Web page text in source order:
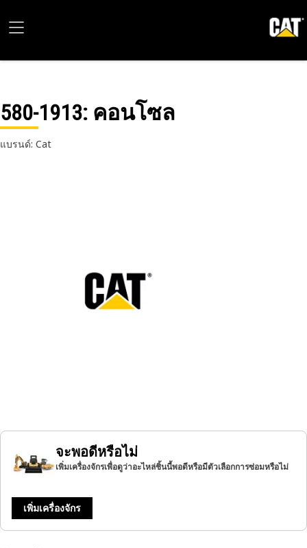
580-1913: คอนโซล
แบรนด์: Cat
จะพอดีหรือไม่
เพิ่มเครื่องจักรเพื่อดูว่าอะไหล่ชิ้นนี้พอดีหรือมีตัวเลือกการซ่อมหรือไม่
เพิ่มเครื่องจักร